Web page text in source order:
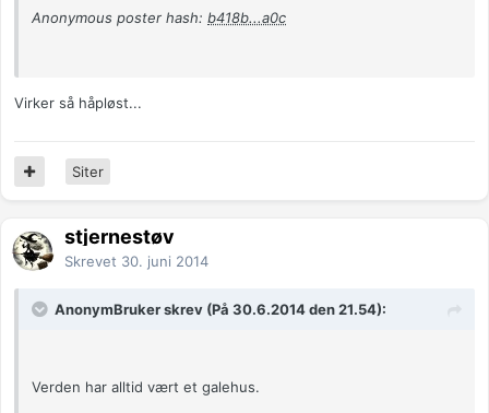
Anonymous poster hash: b418b...a0c
Virker så håpløst...
Siter
stjernestøv
Skrevet 30. juni 2014
AnonymBruker skrev (På 30.6.2014 den 21.54):
Verden har alltid vært et galehus.